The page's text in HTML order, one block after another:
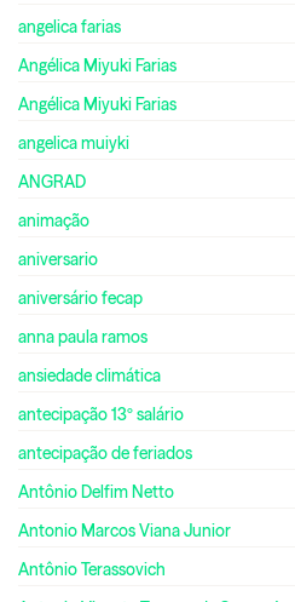
angelica farias
Angélica Miyuki Farias
Angélica Miyuki Farias
angelica muiyki
ANGRAD
animação
aniversario
aniversário fecap
anna paula ramos
ansiedade climática
antecipação 13º salário
antecipação de feriados
Antônio Delfim Netto
Antonio Marcos Viana Junior
Antônio Terassovich